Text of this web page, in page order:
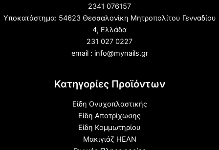
2341 076157
Υποκατάστημα: 54623 Θεσσαλονίκη Μητροπολίτου Γενναδίου
4, Ελλάδα
231 027 0227
email : info@mynails.gr
Κατηγορίες Προϊόντων
Είδη Ονυχοπλαστικής
Είδη Αποτρίχωσης
Είδη Κομμωτηρίου
Μακιγιάζ HEAN